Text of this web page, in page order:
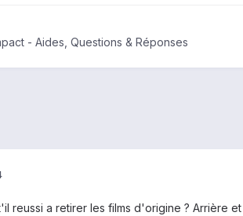
- Aides, Questions & Réponses
reussi a retirer les films d'origine ? Arrière et